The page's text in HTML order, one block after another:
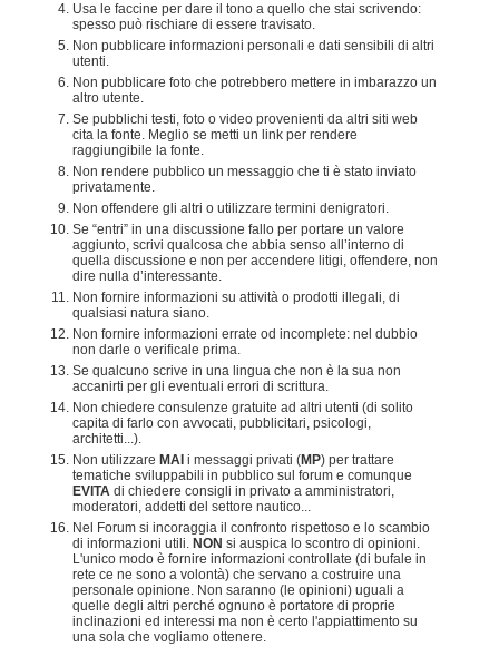
Usa le faccine per dare il tono a quello che stai scrivendo:
spesso può rischiare di essere travisato.
Non pubblicare informazioni personali e dati sensibili di altri
utenti.
Non pubblicare foto che potrebbero mettere in imbarazzo un
altro utente.
Se pubblichi testi, foto o video provenienti da altri siti web
cita la fonte. Meglio se metti un link per rendere
raggiungibile la fonte.
Non rendere pubblico un messaggio che ti è stato inviato
privatamente.
Non offendere gli altri o utilizzare termini denigratori.
Se “entri” in una discussione fallo per portare un valore
aggiunto, scrivi qualcosa che abbia senso all’interno di
quella discussione e non per accendere litigi, offendere, non
dire nulla d’interessante.
Non fornire informazioni su attività o prodotti illegali, di
qualsiasi natura siano.
Non fornire informazioni errate od incomplete: nel dubbio
non darle o verificale prima.
Se qualcuno scrive in una lingua che non è la sua non
accanirti per gli eventuali errori di scrittura.
Non chiedere consulenze gratuite ad altri utenti (di solito
capita di farlo con avvocati, pubblicitari, psicologi,
architetti...).
Non utilizzare MAI i messaggi privati (MP) per trattare
tematiche sviluppabili in pubblico sul forum e comunque
EVITA di chiedere consigli in privato a amministratori,
moderatori, addetti del settore nautico...
Nel Forum si incoraggia il confronto rispettoso e lo scambio
di informazioni utili. NON si auspica lo scontro di opinioni.
L'unico modo è fornire informazioni controllate (di bufale in
rete ce ne sono a volontà) che servano a costruire una
personale opinione. Non saranno (le opinioni) uguali a
quelle degli altri perché ognuno è portatore di proprie
inclinazioni ed interessi ma non è certo l'appiattimento su
una sola che vogliamo ottenere.